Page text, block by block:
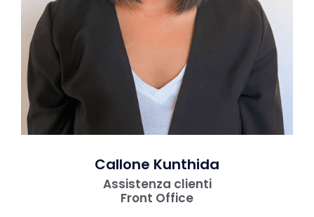
Callone Kunthida
Assistenza clienti
Front Office